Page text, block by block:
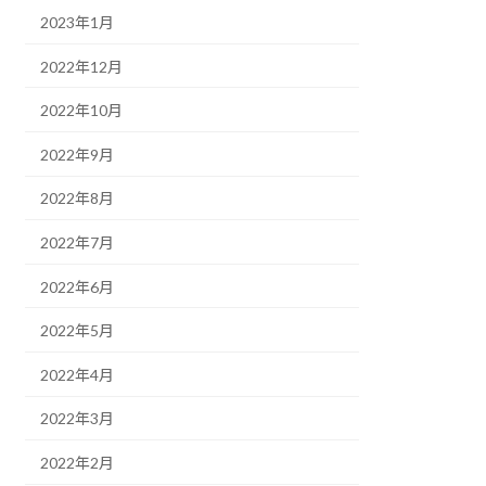
2023年1月
2022年12月
2022年10月
2022年9月
2022年8月
2022年7月
2022年6月
2022年5月
2022年4月
2022年3月
2022年2月